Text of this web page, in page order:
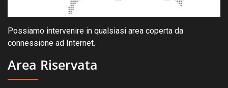
Possiamo intervenire in qualsiasi area coperta da
connessione ad Internet.
Area Riservata